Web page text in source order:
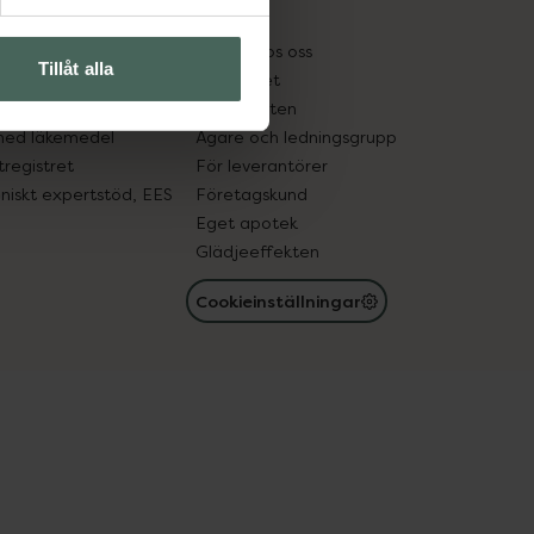
Tillåt alla
in gammal medicin
läkemedel
expertstöd, EES
Pressrum
Jobba hos oss
Hållbarhet
Samarbeten
Ägare och ledningsgrupp
För leverantörer
Företagskund
Eget apotek
Glädjeeffekten
Cookieinställningar